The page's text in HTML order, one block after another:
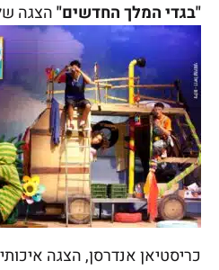
"בגדי המלך החדשים"הצגה
כריסטיאן אנדרסן, הצגה